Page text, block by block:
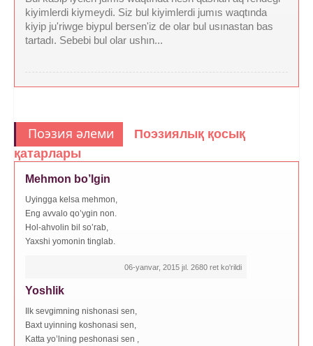
kiyimlerdi kiymeydi. Siz bul kiyimlerdi jumıs waqtında
kiyip ju'riwge biypul bersen'iz de olar bul usınastan bas
tartadı. Sebebi bul olar ushın...
Поэзия әлеми
Поэзиялық қосық
қатарлары
Mehmon bo’lgin
Uyingga kelsa mehmon,
Eng avvalo qo’ygin non.
Hol-ahvolin bil so’rab,
Yaxshi yomonin tinglab.
06-yanvar, 2015 jıl. 2680 ret ko'rildi
Yoshlik
Ilk sevgimning nishonasi sen,
Baxt uyinning koshonasi sen,
Katta yo’lning peshonasi sen ,